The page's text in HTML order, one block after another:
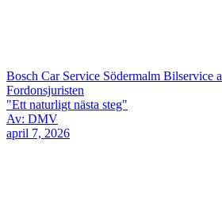
Bosch Car Service Södermalm Bilservice
Fordonsjuristen
"Ett naturligt nästa steg"
Av: DMV
april 7, 2026